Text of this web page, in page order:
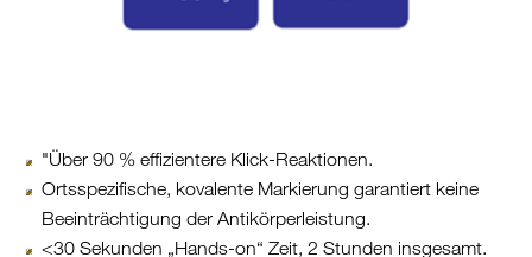
"Über 90 % effizientere Klick-Reaktionen.
Ortsspezifische, kovalente Markierung garantiert keine
Beeinträchtigung der Antikörperleistung.
<30 Sekunden „Hands-on“ Zeit, 2 Stunden insgesamt.